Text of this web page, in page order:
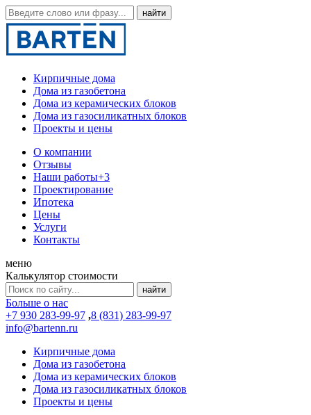
Кирпичные дома
Дома из газобетона
Дома из керамических блоков
Дома из газосиликатных блоков
Проекты и цены
О компании
Отзывы
Наши работы+3
Проектирование
Ипотека
Цены
Услуги
Контакты
меню
Калькулятор стоимости
Больше о нас
+7 930 283-99-97 ,8 (831) 283-99-97
info@bartenn.ru
Кирпичные дома
Дома из газобетона
Дома из керамических блоков
Дома из газосиликатных блоков
Проекты и цены